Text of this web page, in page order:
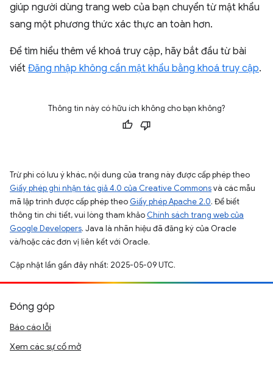
giúp người dùng trang web của bạn chuyển từ mật khẩu
sang một phương thức xác thực an toàn hơn.
Để tìm hiểu thêm về khoá truy cập, hãy bắt đầu từ bài
viết Đăng nhập không cần mật khẩu bằng khoá truy cập.
Thông tin này có hữu ích không cho bạn không?
Trừ phi có lưu ý khác, nội dung của trang này được cấp phép theo
Giấy phép ghi nhận tác giả 4.0 của Creative Commonsvà các mẫu
mã lập trình được cấp phép theo Giấy phép Apache 2.0. Để biết
thông tin chi tiết, vui lòng tham khảo Chính sách trang web của
Google Developers. Java là nhãn hiệu đã đăng ký của Oracle
và/hoặc các đơn vị liên kết với Oracle.
Cập nhật lần gần đây nhất: 2025-05-09 UTC.
Đóng góp
Báo cáo lỗi
Xem các sự cố mở